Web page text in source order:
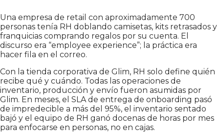
Una empresa de retail con aproximadamente 700
personas tenía RH doblando camisetas, kits retrasados y
franquicias comprando regalos por su cuenta. El
discurso era “employee experience”; la práctica era
hacer fila en el correo.
Con la tienda corporativa de Glim, RH solo define quién
recibe qué y cuándo. Todas las operaciones de
inventario, producción y envío fueron asumidas por
Glim. En meses, el SLA de entrega de onboarding pasó
de impredecible a más del 95%, el inventario sentado
bajó y el equipo de RH ganó docenas de horas por mes
para enfocarse en personas, no en cajas.